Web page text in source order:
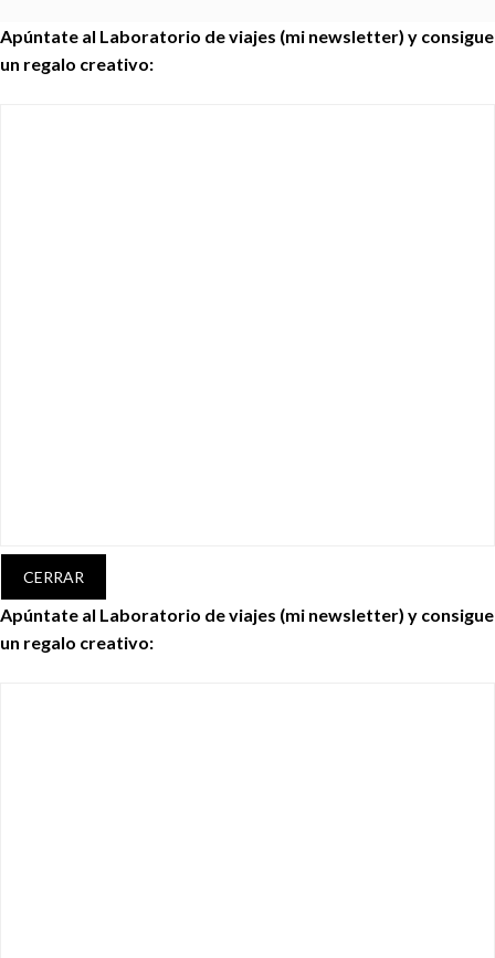
Apúntate al Laboratorio de viajes (mi newsletter) y consigue
un regalo creativo:
CERRAR
Apúntate al Laboratorio de viajes (mi newsletter) y consigue
un regalo creativo: